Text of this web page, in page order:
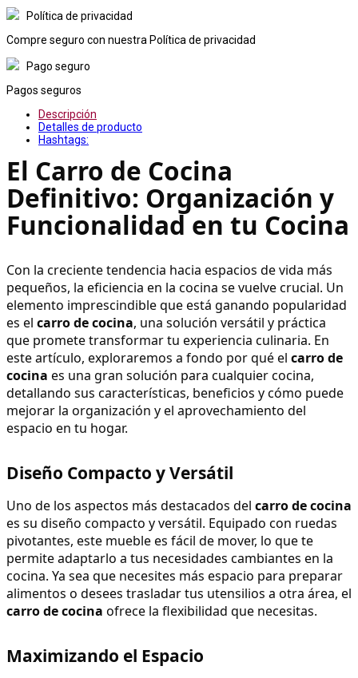
Política de privacidad
Compre seguro con nuestra Política de privacidad
Pago seguro
Pagos seguros
Descripción
Detalles de producto
Hashtags:
El Carro de Cocina
Definitivo: Organización y
Funcionalidad en tu Cocina
Con la creciente tendencia hacia espacios de vida más
pequeños, la eficiencia en la cocina se vuelve crucial. Un
elemento imprescindible que está ganando popularidad
es el carro de cocina, una solución versátil y práctica
que promete transformar tu experiencia culinaria. En
este artículo, exploraremos a fondo por qué el carro de
cocina es una gran solución para cualquier cocina,
detallando sus características, beneficios y cómo puede
mejorar la organización y el aprovechamiento del
espacio en tu hogar.
Diseño Compacto y Versátil
Uno de los aspectos más destacados del carro de cocina
es su diseño compacto y versátil. Equipado con ruedas
pivotantes, este mueble es fácil de mover, lo que te
permite adaptarlo a tus necesidades cambiantes en la
cocina. Ya sea que necesites más espacio para preparar
carro de cocina ofrece la flexibilidad que necesitas.
Maximizando el Espacio